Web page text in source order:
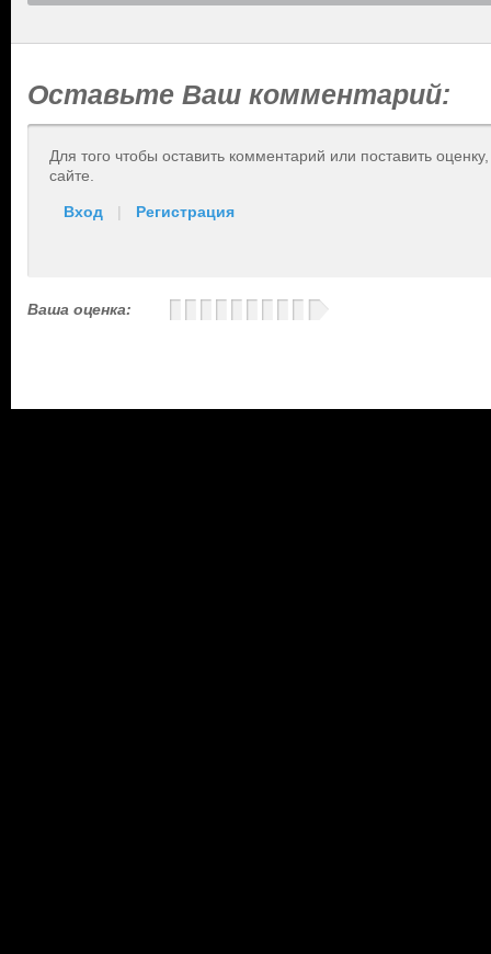
Оставьте Ваш комментарий:
Для того чтобы оставить комментарий или поставить
сайте.
Вход | Регистрация
Ваша оценка: